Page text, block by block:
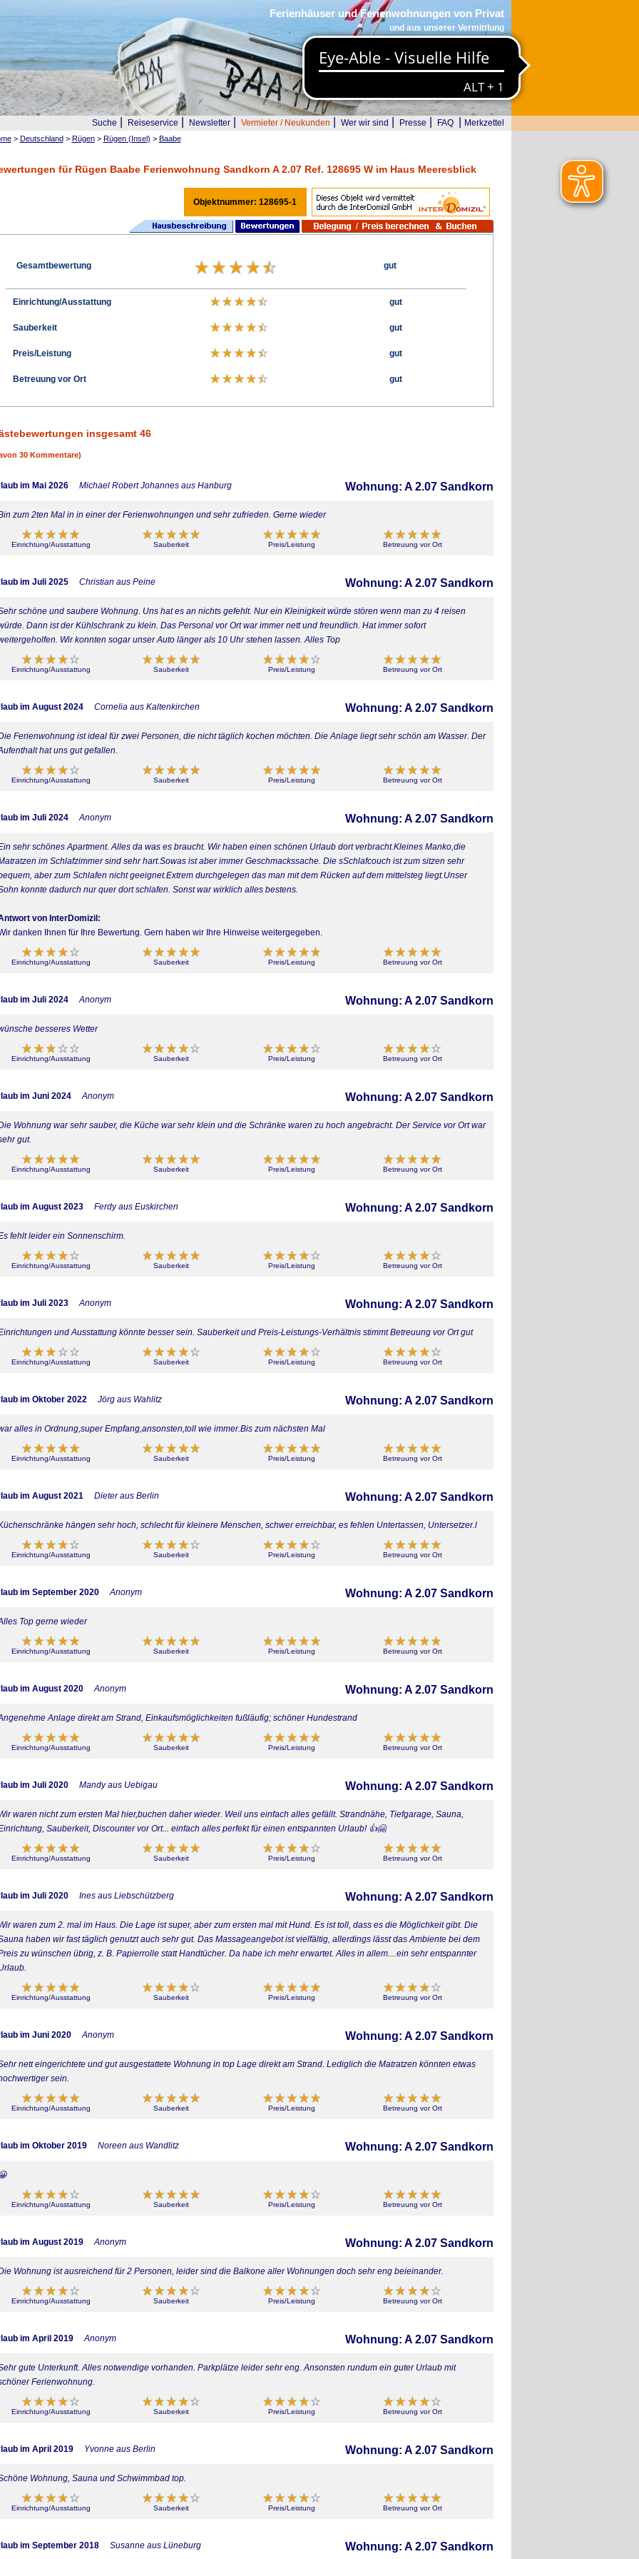
Ferienhäuser und Ferienwohnungen von Privat
und aus unserer Vermittlung
Suche Reiseservice Newsletter| Vermieter / Neukunden Wer wir sind Presse FAQ Merkzettel
> Deutschland> Rügen> Rügen (Insel) > Baabe
für Rügen Baabe Ferienwohnung Sandkorn A 2.07 Ref. 128695 W im Haus Meeresblick
Objektnummer: 128695-1
Gesamtbewertung gut
Einrichtung/Ausstattung gut
Sauberkeit gut
Preis/Leistung gut
Betreuung vor Ort gut
insgesamt 46
30 Kommentare)
im Mai 2026 Michael Robert Johannes aus Hanburg Wohnung: A 2.07 Sandkorn
zum 2ten Mal in in einer der Ferienwohnungen und sehr zufrieden. Gerne wieder
Einrichtung/Ausstattung Sauberkeit Preis/Leistung Betreuung vor Ort
im Juli 2025 Christian aus Peine Wohnung: A 2.07 Sandkorn
schöne und saubere Wohnung. Uns hat es an nichts gefehlt. Nur ein Kleinigkeit würde stören wenn man zu 4 reisen
Dann ist der Kühlschrank zu klein. Das Personal vor Ort war immer nett und freundlich. Hat immer sofort
Wir konnten sogar unser Auto länger als 10 Uhr stehen lassen. Alles Top
Einrichtung/Ausstattung Sauberkeit Preis/Leistung Betreuung vor Ort
im August 2024 Cornelia aus Kaltenkirchen Wohnung: A 2.07 Sandkorn
Ferienwohnung ist ideal für zwei Personen, die nicht täglich kochen möchten. Die Anlage liegt sehr schön am Wasser. Der
hat uns gut gefallen.
Einrichtung/Ausstattung Sauberkeit Preis/Leistung Betreuung vor Ort
im Juli 2024 Anonym Wohnung: A 2.07 Sandkorn
sehr schönes Apartment. Alles da was es braucht. Wir haben einen schönen Urlaub dort verbracht.Kleines Manko,die
im Schlafzimmer sind sehr hart.Sowas ist aber immer Geschmackssache. Die sSchlafcouch ist zum sitzen sehr
aber zum Schlafen nicht geeignet.Extrem durchgelegen das man mit dem Rücken auf dem mittelsteg liegt.Unser
konnte dadurch nur quer dort schlafen. Sonst war wirklich alles bestens.
von InterDomizil:
danken Ihnen für Ihre Bewertung. Gern haben wir Ihre Hinweise weitergegeben.
Einrichtung/Ausstattung Sauberkeit Preis/Leistung Betreuung vor Ort
im Juli 2024 Anonym Wohnung: A 2.07 Sandkorn
besseres Wetter
Einrichtung/Ausstattung Sauberkeit Preis/Leistung Betreuung vor Ort
im Juni 2024 Anonym Wohnung: A 2.07 Sandkorn
Wohnung war sehr sauber, die Küche war sehr klein und die Schränke waren zu hoch angebracht. Der Service vor Ort war
gut.
Einrichtung/Ausstattung Sauberkeit Preis/Leistung Betreuung vor Ort
im August 2023 Ferdy aus Euskirchen Wohnung: A 2.07 Sandkorn
fehlt leider ein Sonnenschirm.
Einrichtung/Ausstattung Sauberkeit Preis/Leistung Betreuung vor Ort
im Juli 2023 Anonym Wohnung: A 2.07 Sandkorn
und Ausstattung könnte besser sein. Sauberkeit und Preis-Leistungs-Verhältnis stimmt Betreuung vor Ort gut
Einrichtung/Ausstattung Sauberkeit Preis/Leistung Betreuung vor Ort
im Oktober 2022 Jörg aus Wahlitz Wohnung: A 2.07 Sandkorn
alles in Ordnung,super Empfang,ansonsten,toll wie immer.Bis zum nächsten Mal
Einrichtung/Ausstattung Sauberkeit Preis/Leistung Betreuung vor Ort
im August 2021 Dieter aus Berlin Wohnung: A 2.07 Sandkorn
hängen sehr hoch, schlecht für kleinere Menschen, schwer erreichbar, es fehlen Untertassen, Untersetzer.l
Einrichtung/Ausstattung Sauberkeit Preis/Leistung Betreuung vor Ort
im September 2020 Anonym Wohnung: A 2.07 Sandkorn
Top gerne wieder
Einrichtung/Ausstattung Sauberkeit Preis/Leistung Betreuung vor Ort
im August 2020 Anonym Wohnung: A 2.07 Sandkorn
Anlage direkt am Strand, Einkaufsmöglichkeiten fußläufig; schöner Hundestrand
Einrichtung/Ausstattung Sauberkeit Preis/Leistung Betreuung vor Ort
im Juli 2020 Mandy aus Uebigau Wohnung: A 2.07 Sandkorn
waren nicht zum ersten Mal hier,buchen daher wieder. Weil uns einfach alles gefällt. Strandnähe, Tiefgarage, Sauna,
Sauberkeit, Discounter vor Ort... einfach alles perfekt für einen entspannten Urlaub! 👍🤗
Einrichtung/Ausstattung Sauberkeit Preis/Leistung Betreuung vor Ort
im Juli 2020 Ines aus Liebschützberg Wohnung: A 2.07 Sandkorn
waren zum 2. mal im Haus. Die Lage ist super, aber zum ersten mal mit Hund. Es ist toll, dass es die Möglichkeit gibt. Die
haben wir fast täglich genutzt auch sehr gut. Das Massageangebot ist vielfältig, allerdings lässt das Ambiente bei dem
zu wünschen übrig, z. B. Papierrolle statt Handtücher. Da habe ich mehr erwartet. Alles in allem....ein sehr entspannter
Einrichtung/Ausstattung Sauberkeit Preis/Leistung Betreuung vor Ort
im Juni 2020 Anonym Wohnung: A 2.07 Sandkorn
nett eingerichtete und gut ausgestattete Wohnung in top Lage direkt am Strand. Lediglich die Matratzen könnten etwas
sein.
Einrichtung/Ausstattung Sauberkeit Preis/Leistung Betreuung vor Ort
im Oktober 2019 Noreen aus Wandlitz Wohnung: A 2.07 Sandkorn
😀
Einrichtung/Ausstattung Sauberkeit Preis/Leistung Betreuung vor Ort
im August 2019 Anonym Wohnung: A 2.07 Sandkorn
Wohnung ist ausreichend für 2 Personen, leider sind die Balkone aller Wohnungen doch sehr eng beieinander.
Einrichtung/Ausstattung Sauberkeit Preis/Leistung Betreuung vor Ort
im April 2019 Anonym Wohnung: A 2.07 Sandkorn
gute Unterkunft. Alles notwendige vorhanden. Parkplätze leider sehr eng. Ansonsten rundum ein guter Urlaub mit
Ferienwohnung.
Einrichtung/Ausstattung Sauberkeit Preis/Leistung Betreuung vor Ort
im April 2019 Yvonne aus Berlin Wohnung: A 2.07 Sandkorn
Wohnung, Sauna und Schwimmbad top.
Einrichtung/Ausstattung Sauberkeit Preis/Leistung Betreuung vor Ort
im September 2018 Susanne aus Lüneburg Wohnung: A 2.07 Sandkorn